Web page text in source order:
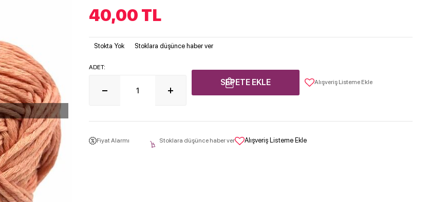
40,00 TL
Stokta Yok Stoklara düşünce haber ver
ADET:
SEPETE EKLE Alışveriş Listeme Ekle
Fiyat Alarmı Stoklara düşünce haber ver Alışveriş Listeme Ekle